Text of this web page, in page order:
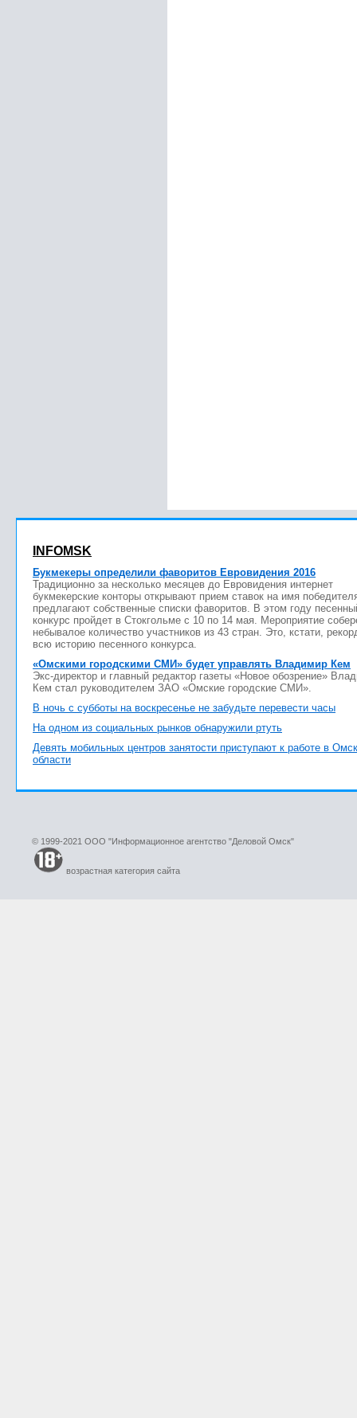
INFOMSK
Букмекеры определили фаворитов Евровидения 2016
Традиционно за несколько месяцев до Евровидения интернет
букмекерские конторы открывают прием ставок на имя
предлагают собственные списки фаворитов. В этом году
конкурс пройдет в Стокгольме с 10 по 14 мая. Мероприятие
небывалое количество участников из 43 стран. Это, кстати,
всю историю песенного конкурса.
«Омскими городскими СМИ» будет управлять Владимир Кем
Экс-директор и главный редактор газеты «Новое обозрение»
Кем стал руководителем ЗАО «Омские городские СМИ».
В ночь с субботы на воскресенье не забудьте перевести часы
На одном из социальных рынков обнаружили ртуть
Девять мобильных центров занятости приступают к работе в
области
© 1999-2021 ООО "Информационное агентство "Деловой Омск"
возрастная категория сайта